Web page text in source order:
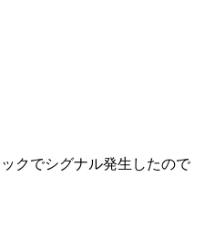
クでシグナル発生したので